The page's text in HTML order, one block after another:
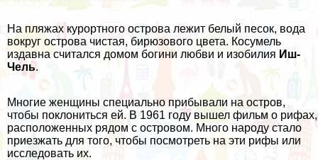
На пляжах курортного острова лежит белый песок, вода
вокруг острова чистая, бирюзового цвета. Косумель
издавна считался домом богини любви и изобилия Иш-
Чель.
Многие женщины специально прибывали на остров,
чтобы поклониться ей. В 1961 году вышел фильм о рифах,
расположенных рядом с островом. Много народу стало
приезжать для того, чтобы посмотреть на эти рифы или
исследовать их.